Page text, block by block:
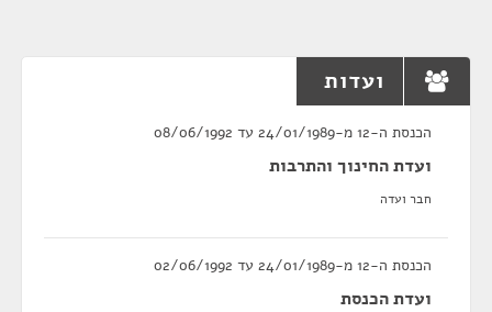
ועדות
הכנסת ה-12 מ-24/01/1989 עד 08/06/1992
ועדת החינוך והתרבות
חבר ועדה
הכנסת ה-12 מ-24/01/1989 עד 02/06/1992
ועדת הכנסת